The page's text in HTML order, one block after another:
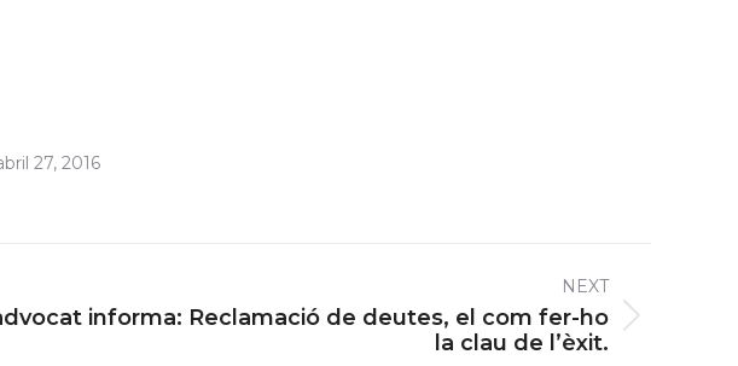
27, 2016
NEXT
informa: Reclamació de deutes, el com fer-ho
la clau de l’èxit.